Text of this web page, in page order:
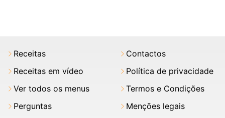
Receitas
Receitas em vídeo
Ver todos os menus
Perguntas
Contactos
Política de privacidade
Termos e Condições
Menções legais